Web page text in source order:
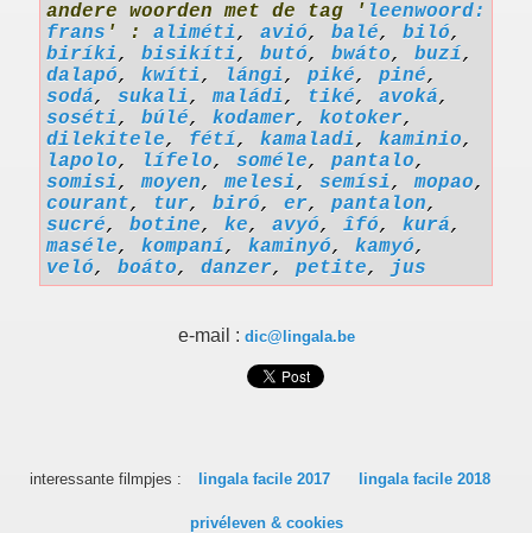
andere woorden met de tag ' leenwoord:
frans ' : aliméti, avió, balé, biló,
biríki, bisikíti, butó, bwáto, buzí,
dalapó, kwíti, lángi, piké, piné,
sodá, sukali,maládi, tiké, avoká,
soséti, búlé, kodamer, kotoker,
dilekitele, fétí, kamaladi, kaminio,
lapolo, lífelo, soméle, pantalo,
somisi,moyen,melesi, semísi,mopao,
courant, tur, biró, er, pantalon,
sucré, botine, ke, avyó, îfó, kurá,
maséle, kompaní, kaminyó, kamyó,
veló, boáto, danzer, petite, jus
e-mail : dic@lingala.be
interessante filmpjes : lingala facile 2017 lingala facile 2018
privéleven & cookies